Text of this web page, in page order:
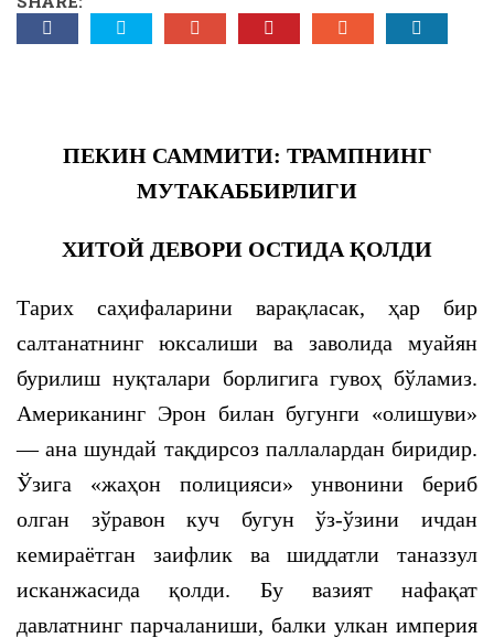
ПЕКИН САММИТИ: ТРАМПНИНГ
МУТАКАББИРЛИГИ
ХИТОЙ ДЕВОРИ ОСТИДА ҚОЛДИ
Тарих саҳифаларини варақласак, ҳар бир
салтанатнинг юксалиши ва заволида муайян
бурилиш нуқталари борлигига гувоҳ бўламиз.
Американинг Эрон билан бугунги «олишуви»
— ана шундай тақдирсоз паллалардан биридир.
Ўзига «жаҳон полицияси» унвонини бериб
олган зўравон куч бугун ўз-ўзини ичдан
кемираётган заифлик ва шиддатли таназзул
исканжасида қолди. Бу вазият нафақат
давлатнинг парчаланиши, балки улкан империя